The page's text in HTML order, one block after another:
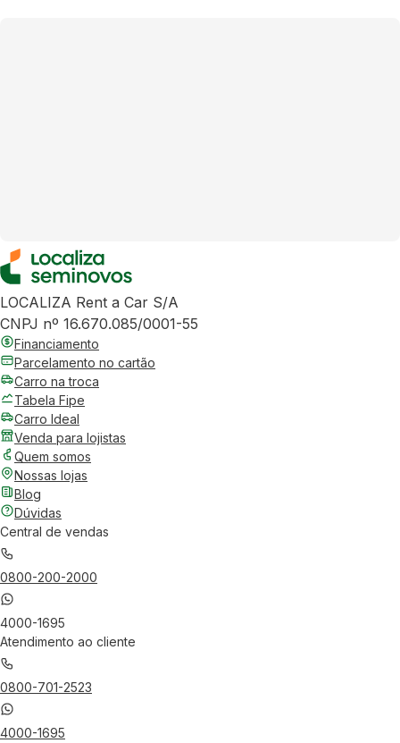
LOCALIZA Rent a Car S/A
CNPJ nº 16.670.085/0001-55
Financiamento
Parcelamento no cartão
Carro na troca
Tabela Fipe
Carro Ideal
Venda para lojistas
Quem somos
Nossas lojas
Blog
Dúvidas
Central de vendas
0800-200-2000
4000-1695
Atendimento ao cliente
0800-701-2523
4000-1695